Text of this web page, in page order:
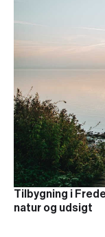
Tilbygning i
natur og udsigt